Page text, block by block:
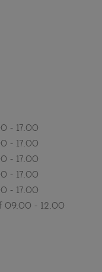
- 17.00
- 17.00
- 17.00
- 17.00
- 17.00
09.00 - 12.00